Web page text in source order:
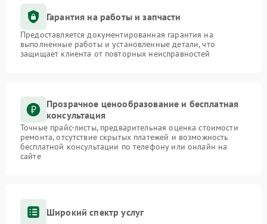
Гарантия на работы и запчасти
Предоставляется документированная гарантия на
выполненные работы и установленные детали, что
защищает клиента от повторных неисправностей
Прозрачное ценообразование и бесплатная
консультация
Точные прайс-листы, предварительная оценка стоимости
ремонта, отсутствие скрытых платежей и возможность
бесплатной консультации по телефону или онлайн на
сайте
Широкий спектр услуг